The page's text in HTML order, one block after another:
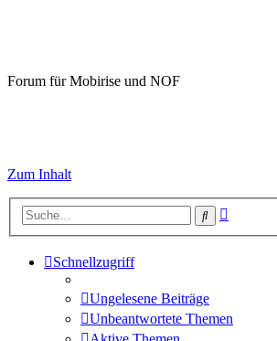
Forum für Mobirise und NOF
Zum Inhalt
Suche
Schnellzugriff
Ungelesene Beiträge
Unbeantwortete Themen